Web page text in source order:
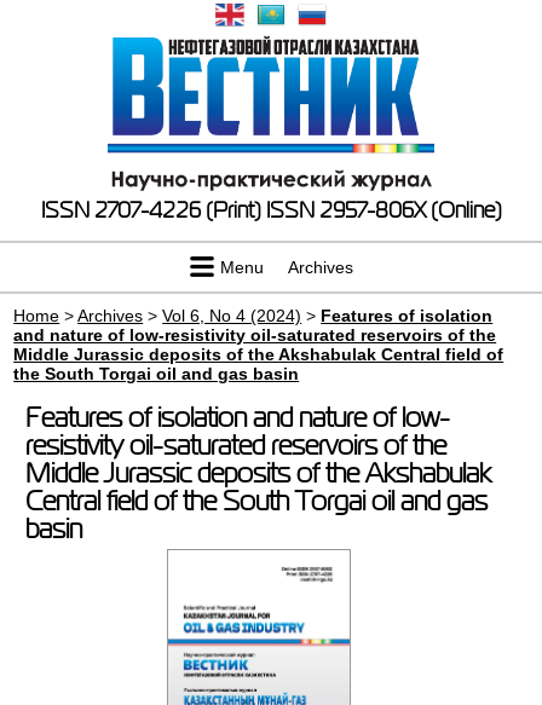
ISSN 2707-4226 (Print) ISSN 2957-806X (Online)
Menu Archives
Home >Archives >Vol 6, No 4 (2024) > Features of isolation
and nature of low-resistivity oil-saturated reservoirs of the
Middle Jurassic deposits of the Akshabulak Central field of
the South Torgai oil and gas basin
Features of isolation and nature of low-
resistivity oil-saturated reservoirs of the
Middle Jurassic deposits of the Akshabulak
Central field of the South Torgai oil and gas
basin